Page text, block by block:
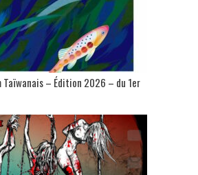
Taïwanais – Édition 2026 – du 1er